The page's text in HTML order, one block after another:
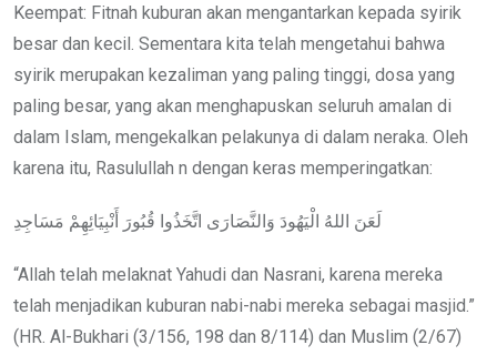
Keempat: Fitnah kuburan akan mengantarkan kepada syirik
besar dan kecil. Sementara kita telah mengetahui bahwa
syirik merupakan kezaliman yang paling tinggi, dosa yang
paling besar, yang akan menghapuskan seluruh amalan di
dalam Islam, mengekalkan pelakunya di dalam neraka. Oleh
karena itu, Rasulullah n dengan keras memperingatkan:
لَعَنَ اللهُ الْيَهُودَ وَالنَّصَارَى اتَّخَذُوا قُبُورَ أَنْبِيَائِهِمْ مَسَاجِدِ
“Allah telah melaknat Yahudi dan Nasrani, karena mereka
telah menjadikan kuburan nabi-nabi mereka sebagai masjid.”
(HR. Al-Bukhari (3/156, 198 dan 8/114) dan Muslim (2/67)